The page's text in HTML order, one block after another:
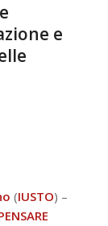
e
(IUSTO) –